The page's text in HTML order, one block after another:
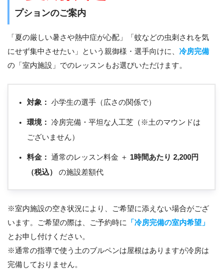
プションのご案内
「夏の厳しい暑さや熱中症が心配」「蚊などの虫刺されを気
にせず集中させたい」という親御様・選手向けに、 冷房完備
の「室内施設」でのレッスンもお選びいただけます。
対象： 小学生の選手（広さの関係で）
環境：
冷房完備・平坦な人工芝（※土のマウンドは
ございません）
料金： 通常のレッスン料金 ＋ 1時間あたり 2,200円
（税込）
の施設差額代
※室内施設の空き状況により、ご希望に添えない場合がござ
います。ご希望の際は、ご予約時に
「冷房完備の室内希望」
とお申し付けください。
※通常の指導で使う土のブルペンは屋根はありますが冷房は
完備しておりません。